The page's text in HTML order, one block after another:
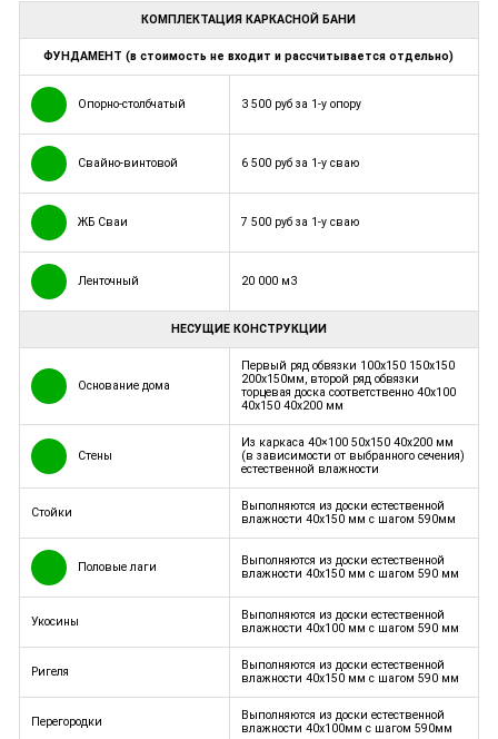
КОМПЛЕКТАЦИЯ КАРКАСНОЙ БАНИ
ФУНДАМЕНТ (в стоимость не входит и рассчитывается отдельно)
Опорно-столбчатый 3 500 руб за 1-у опору
Свайно-винтовой 6 500 руб за 1-у сваю
ЖБ Сваи 7 500 руб за 1-у сваю
Ленточный 20 000 м3
НЕСУЩИЕ КОНСТРУКЦИИ
Основание дома
Первый ряд обвязки 100х150 150х150
200х150мм, второй ряд обвязки
торцевая доска соответственно 40х100
40х150 40х200 мм
Стены
Из каркаса 40×100 50x150 40x200 мм
(в зависимости от выбранного сечения)
естественной влажности
Стойки
Выполняются из доски естественной
влажности 40х150 мм с шагом 590мм
Половые лаги
Выполняются из доски естественной
влажности 40х150 мм с шагом 590 мм
Укосины
Выполняются из доски естественной
влажности 40х100 мм с шагом 590 мм
Ригеля
Выполняются из доски естественной
влажности 40х150 мм с шагом 590 мм
Перегородки
Выполняются из доски естественной
влажности 40х100мм с шагом 590мм